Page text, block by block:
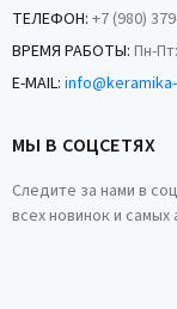
ТЕЛЕФОН: +7 (980)
ВРЕМЯ РАБОТЫ: Пн-
E-MAIL:
МЫ В СОЦСЕТЯХ
Следите за нами в
всех новинок и